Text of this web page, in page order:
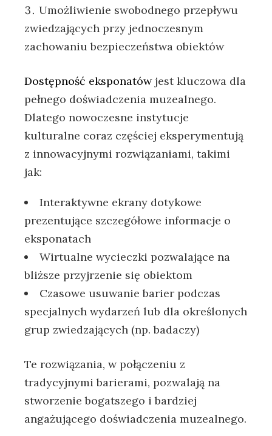
Umożliwienie swobodnego przepływu
zwiedzających przy jednoczesnym
zachowaniu bezpieczeństwa obiektów
Dostępność eksponatówjest kluczowa dla
pełnego doświadczenia muzealnego.
Dlatego nowoczesne instytucje
kulturalne coraz częściej eksperymentują
z innowacyjnymi rozwiązaniami, takimi
jak:
Interaktywne ekrany dotykowe
prezentujące szczegółowe informacje o
eksponatach
Wirtualne wycieczki pozwalające na
bliższe przyjrzenie się obiektom
Czasowe usuwanie barier podczas
specjalnych wydarzeń lub dla określonych
grup zwiedzających (np. badaczy)
Te rozwiązania, w połączeniu z
tradycyjnymi barierami, pozwalają na
stworzenie bogatszego i bardziej
angażującego doświadczenia muzealnego.